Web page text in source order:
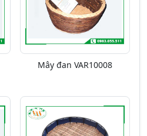
Mây đan VAR10008